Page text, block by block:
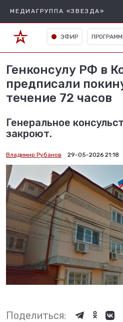
МЕДИАГРУППА «ЗВЕЗДА»
ЭФИР
Генконсулу РФ в
предписали
течение 72 часов
Генеральное
закроют.
Владимир Рубанов 29-05-2026 21:18
Поделиться: